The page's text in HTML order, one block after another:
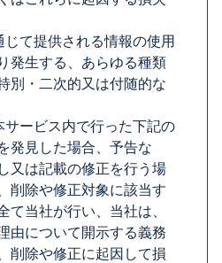
じて提供される情報の使用
発生する、あらゆる種類
別・二次的又は付随的な
ービス内で行った下記の
発見した場合、予告な
又は記載の修正を行う場
削除や修正対象に該当す
て当社が行い、当社は、
由について開示する義務
削除や修正に起因して損